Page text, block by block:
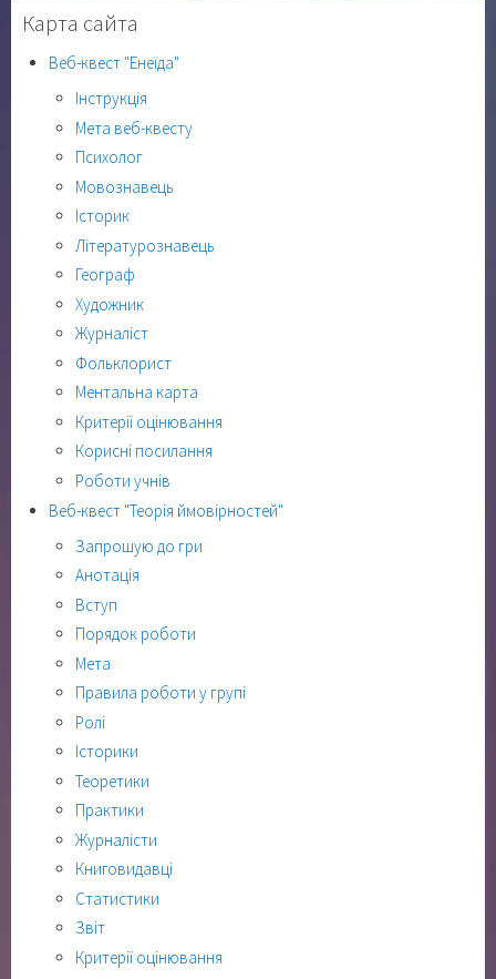
Карта сайта
Веб-квест "Енеїда"
Інструкція
Мета веб-квесту
Психолог
Мовознавець
Історик
Літературознавець
Географ
Художник
Журналіст
Фольклорист
Ментальна карта
Критерії оцінювання
Корисні посилання
Роботи учнів
Веб-квест "Теорія ймовірностей"
Запрошую до гри
Анотація
Вступ
Порядок роботи
Мета
Правила роботи у групі
Ролі
Історики
Теоретики
Практики
Журналісти
Книговидавці
Статистики
Звіт
Критерії оцінювання